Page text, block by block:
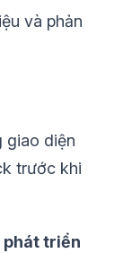
và phản
giao diện
trước khi
phát triển